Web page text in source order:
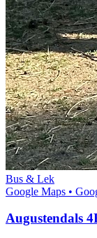
Bus & Lek
Google Maps •
Augustendals